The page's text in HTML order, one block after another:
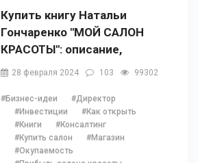
Купить книгу Натальи
Гончаренко "МОЙ САЛОН
КРАСОТЫ": описание,
содержание, отзывы,
28 февраля 2024 103 99302
#Бизнес-идеи
#Директор
#Инвестиции
#Как открыть
#Книги
#Консалтинг
#Купить салон
#Магазин
#Окупаемость